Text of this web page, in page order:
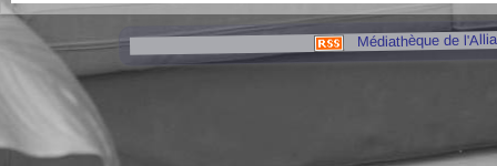
Médiathèque de